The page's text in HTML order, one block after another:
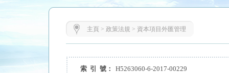
主頁 > 政策法規 > 資本項目外匯管理
索 引 號：
H5263060-6-2017-00229